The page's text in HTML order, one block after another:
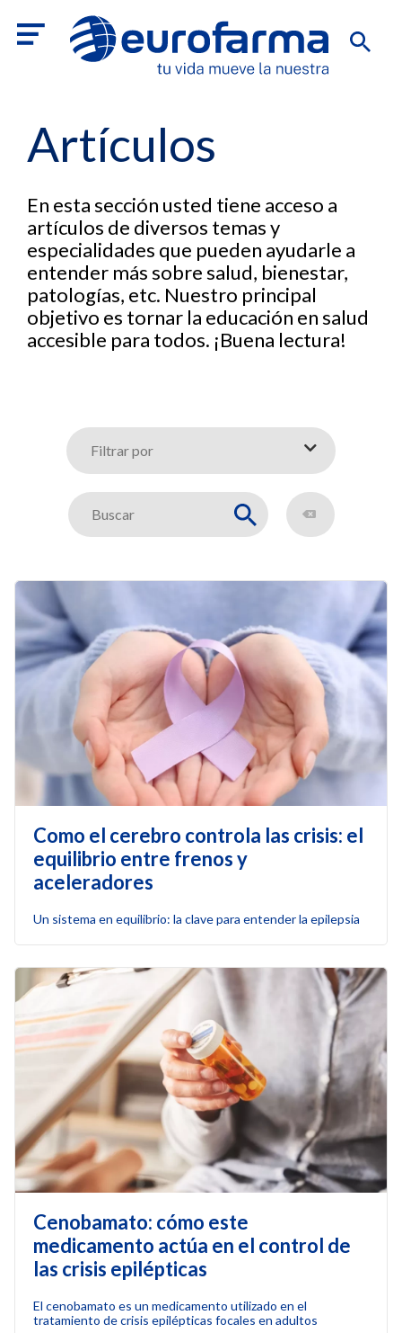
Artículos
En esta sección usted tiene acceso a
artículos de diversos temas y
especialidades que pueden ayudarle a
entender más sobre salud, bienestar,
patologías, etc. Nuestro principal
objetivo es tornar la educación en salud
accesible para todos. ¡Buena lectura!
Como el cerebro controla las crisis: el
equilibrio entre frenos y
aceleradores
Un sistema en equilibrio: la clave para entender la epilepsia
Cenobamato: cómo este
medicamento actúa en el control de
las crisis epilépticas
El cenobamato es un medicamento utilizado en el
tratamiento de crisis epilépticas focales en adultos